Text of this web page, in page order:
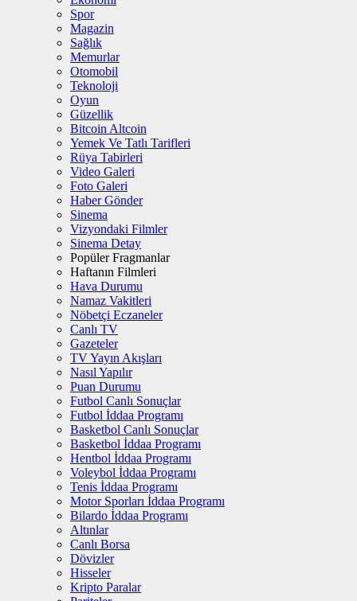
Spor
Magazin
Sağlık
Memurlar
Otomobil
Teknoloji
Oyun
Güzellik
Bitcoin Altcoin
Yemek Ve Tatlı Tarifleri
Rüya Tabirleri
Video Galeri
Foto Galeri
Haber Gönder
Sinema
Vizyondaki Filmler
Sinema Detay
Popüler Fragmanlar
Haftanın Filmleri
Hava Durumu
Namaz Vakitleri
Nöbetçi Eczaneler
Canlı TV
Gazeteler
TV Yayın Akışları
Nasıl Yapılır
Puan Durumu
Futbol Canlı Sonuçlar
Futbol İddaa Programı
Basketbol Canlı Sonuçlar
Basketbol İddaa Programı
Hentbol İddaa Programı
Voleybol İddaa Programı
Tenis İddaa Programı
Motor Sporları İddaa Programı
Bilardo İddaa Programı
Altınlar
Canlı Borsa
Dövizler
Hisseler
Kripto Paralar